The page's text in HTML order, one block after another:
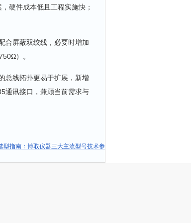
硬件成本低且工程实施快；
合屏蔽双绞线，必要时增加
）。
总线拓扑更易于扩展，新增
通讯接口，兼顾当前需求与
型指南：博取仪器三大主流型号技术参